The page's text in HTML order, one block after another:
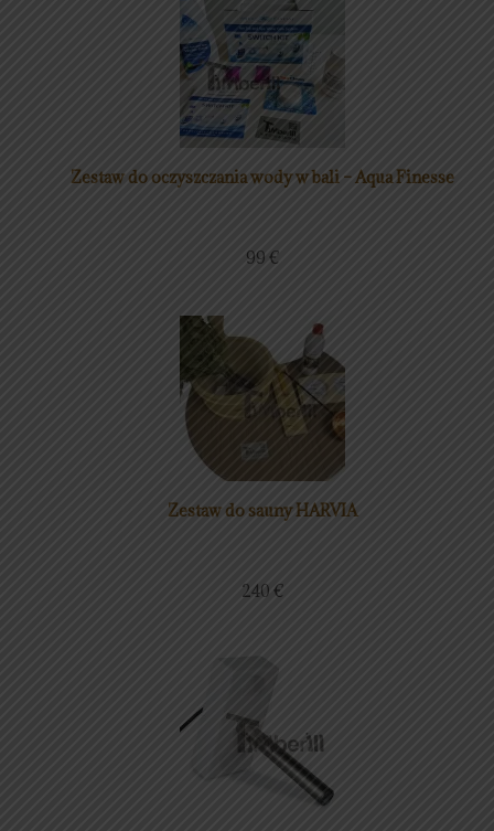
Zestaw do oczyszczania wody w bali – Aqua Finesse
99 €
Zestaw do sauny HARVIA
240 €